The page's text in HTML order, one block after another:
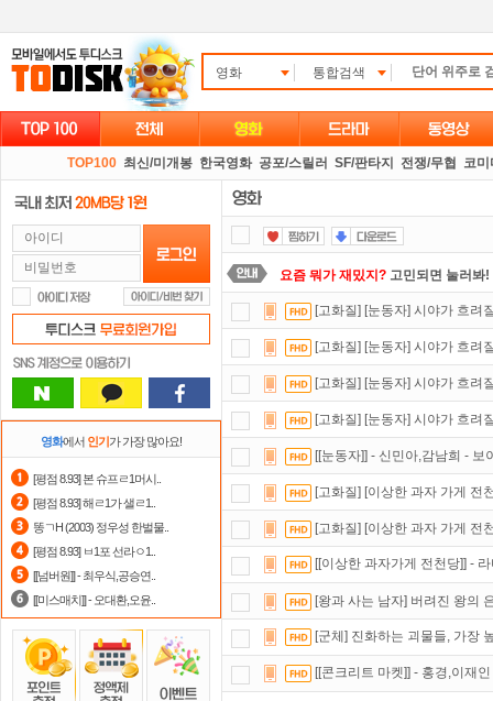
영화 통합검색
TOP100 최신/미개봉 한국영화 공포/스릴러 SF/판타지 전쟁/무협 코미
영화에서 인기가 가장 많아요!
[평점 8.93] 본 슈프ㄹ1머시..
[평점 8.93] 해ㄹ1가 샐ㄹ1..
똥ㄱH (2003) 정우성 한벌물..
[평점 8.93] ㅂ1포 선라ㅇ1..
[[넘버원]] - 최우식,공승연..
[[미스매치]] - 오대환,오윤..
요즘 뭐가 재밌지? 고민되면 눌러봐!
숨어있는 카드 마일리지 조회하고
자녀보호기능으로 가족과 함께 투디
출석체크 이벤트! 매일매일 출석체
댓글만 잘써도무료 포인트를 드립
정액제할인쿠폰 사용방법안내
스마트TV로 투디스크영화,드라마,
포인트
[고화질] [눈동자] 시야가 흐려
[고화질] [눈동자] 시야가 흐려
[고화질] [눈동자] 시야가 흐려
[고화질] [눈동자] 시야가 흐려
[[눈동자]] - 신민아,감남희 -
[고화질] [이상한 과자 가게 전
[고화질] [이상한 과자 가게 전
[[이상한 과자가게 전천당]] -
[왕과 사는 남자] 버려진 왕의
[군체] 진화하는 괴물들, 가장
[[콘크리트 마켓]] - 홍경,이재